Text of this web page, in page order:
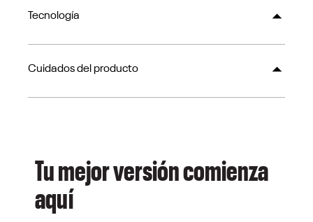
Tecnología
Cuidados del producto
Tu mejor versión comienza
aquí